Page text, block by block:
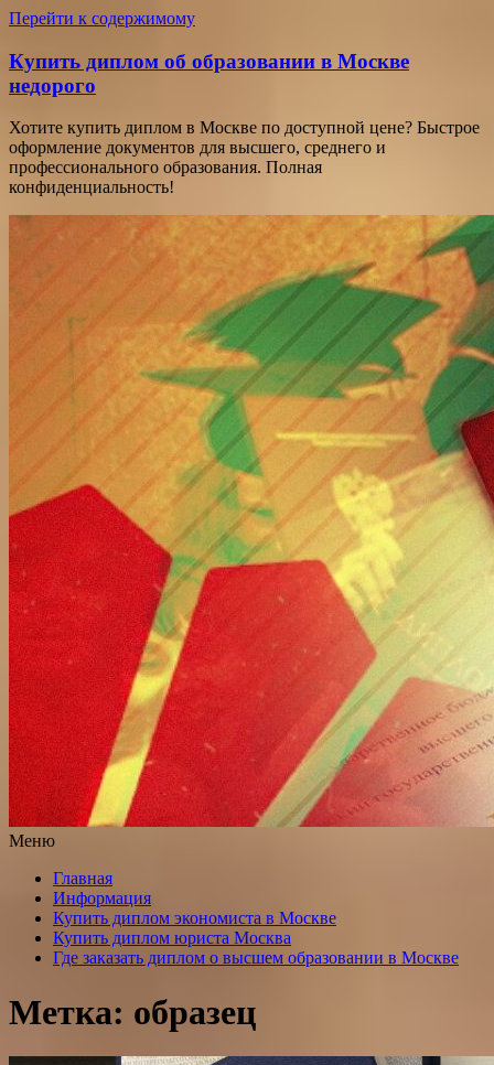
Перейти к содержимому
Купить диплом об образовании в Москве
недорого
Хотите купить диплом в Москве по доступной цене? Быстрое
оформление документов для высшего, среднего и
профессионального образования. Полная
конфиденциальность!
Меню
Главная
Информация
Купить диплом экономиста в Москве
Купить диплом юриста Москва
Где заказать диплом о высшем образовании в Москве
Метка: образец